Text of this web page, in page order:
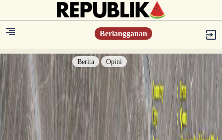
Berlangganan
Berita Opini
Berita
Islam Digest